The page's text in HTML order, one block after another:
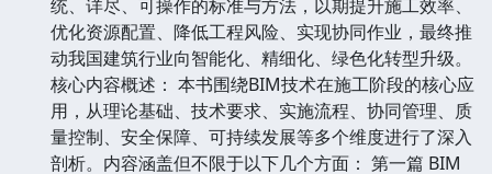
统、详尽、可操作的标准与方法，以期提升施工效率、
优化资源配置、降低工程风险、实现协同作业，最终推
动我国建筑行业向智能化、精细化、绿色化转型升级。
核心内容概述： 本书围绕BIM技术在施工阶段的核心应
用，从理论基础、技术要求、实施流程、协同管理、质
量控制、安全保障、可持续发展等多个维度进行了深入
剖析。内容涵盖但不限于以下几个方面： 第一篇 BIM